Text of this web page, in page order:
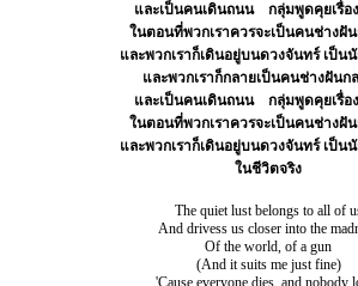
และเป็นคนเดินถนน
กลุ่มพูดคุยเรื่อ
ในตอนที่พวกเราควรจะเป็นคนช่างฝั
และพวกเราก็เดินอยู่บนดวงจันทร์ เป็น
และพวกเราก็กลายเป็นคนช่างฝันก
และเป็นคนเดินถนน
กลุ่มพูดคุยเรื่อ
ในตอนที่พวกเราควรจะเป็นคนช่างฝั
และพวกเราก็เดินอยู่บนดวงจันทร์ เป็น
ในชีวิตจริง
The quiet lust belongs to all of
And drivess us closer into the
Of the world, of a gun
(And it suits me just fine)
'Cause everyone dies, and nobody